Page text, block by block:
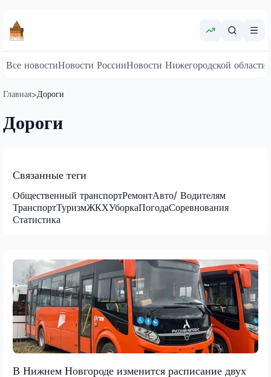
Все новостиНовости РоссииНовости Нижегородской области
Главная>Дороги
Дороги
Связанные теги
Общественный транспортРемонтАвто/ Водителям
ТранспортТуризмЖКХУборкаПогодаСоревнования
Статистика
В Нижнем Новгороде изменится расписание двух